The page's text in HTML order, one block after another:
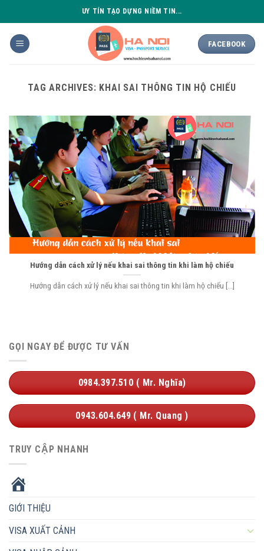
to
content
UY TÍN TẠO DỰNG NIỀM TIN...
FACEBOOK
TAG ARCHIVES: KHAI SAI THÔNG TIN HỘ CHIẾU
Hướng dẫn cách xử lý nếu khai sai thông tin khi làm hộ chiếu
Hướng dẫn cách xử lý nếu khai sai thông tin khi làm hộ chiếu [...]
GỌI NGAY ĐỂ ĐƯỢC TƯ VẤN
0984.397.510 ( Mr. Nghĩa)
0943.604.649 ( Mr. Quang )
TRUY CẬP NHANH
GIỚI THIỆU
VISA XUẤT CẢNH